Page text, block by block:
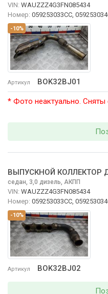
-10%
Артикул BOK32BJ01
VIN: WAUZZZ4G3FN085434
Номер: 059253033CC,
* Фото неактуально.
-10%
Артикул BOK32BJ02
ВЫПУСКНОЙ КОЛЛЕКТОР
седан, 3,0 дизель, АКПП
VIN: WAUZZZ4G3FN085434
Номер: 059253033CC,